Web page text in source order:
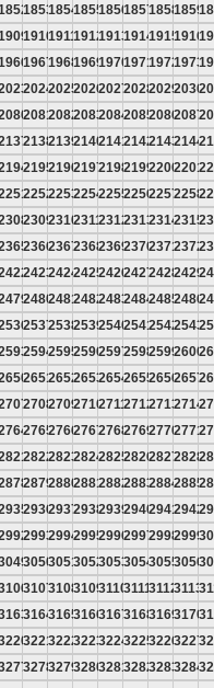
1853185418551856185718581859
1910191119121913191419151916
1967196819691970197119721973
2024202520262027202820292030
2081208220832084208520862087
2138213921402141214221432144
2195219621972198219922002201
2252225322542255225622572258
2309231023112312231323142315
2366236723682369237023712372
2423242424252426242724282429
2480248124822483248424852486
2537253825392540254125422543
2594259525962597259825992600
2651265226532654265526562657
2708270927102711271227132714
2765276627672768276927702771
2822282328242825282628272828
2879288028812882288328842885
2936293729382939294029412942
2993299429952996299729982999
3050305130523053305430553056
3107310831093110311131123113
3164316531663167316831693170
3221322232233224322532263227
3278327932803281328232833284